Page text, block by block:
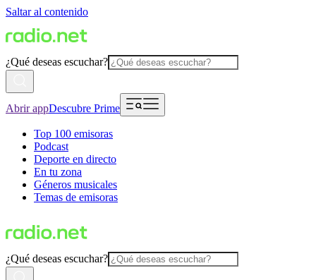
Saltar al contenido
¿Qué deseas escuchar?
Abrir appDescubre Prime
Top 100 emisoras
Podcast
Deporte en directo
En tu zona
Géneros musicales
Temas de emisoras
¿Qué deseas escuchar?